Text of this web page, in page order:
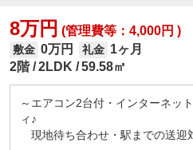
8万円 (管理費等：4,000円 )
敷金 0万円 礼金 1ヶ月
2階 2LDK 59.58㎡
～エアコン2台付・インターネッ
ィ♪
現地待ち合わせ・駅までの送迎